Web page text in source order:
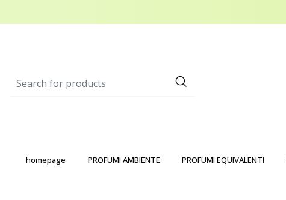
homepage PROFUMI AMBIENTE PROFUMI EQUIVALENTI